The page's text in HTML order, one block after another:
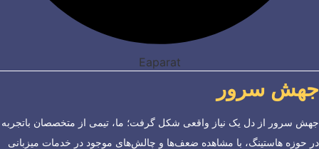
Eaparat
جهش سرور
جهش سرور از دل یک نیاز واقعی شکل گرفت؛ ما، تیمی از متخصصان باتجربه
در حوزه هاستینگ، با مشاهده ضعف‌ها و چالش‌های موجود در خدمات میزبانی